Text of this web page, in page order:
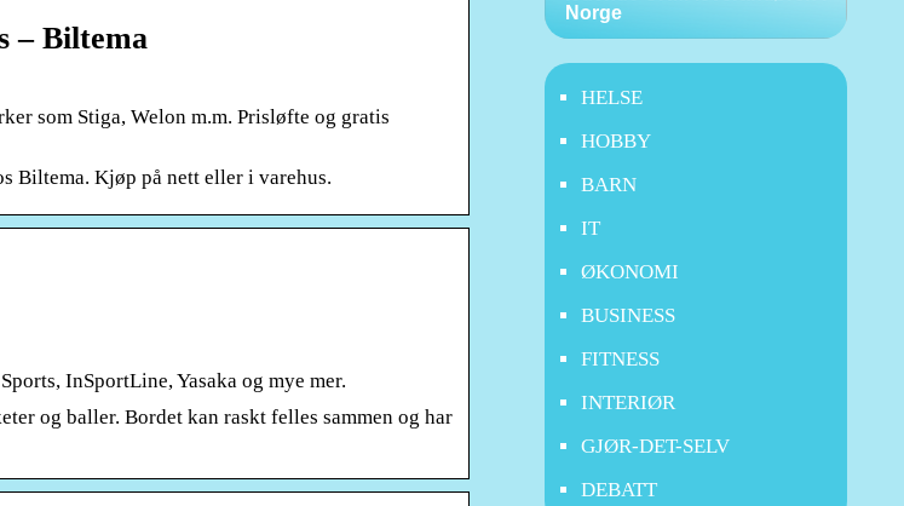
– Biltema
som Stiga, Welon m.m. Prisløfte og gratis
Biltema. Kjøp på nett eller i varehus.
InSportLine, Yasaka og mye mer.
og baller. Bordet kan raskt felles sammen og har
Norge
HELSE
HOBBY
BARN
IT
ØKONOMI
BUSINESS
FITNESS
INTERIØR
GJØR-DET-SELV
DEBATT